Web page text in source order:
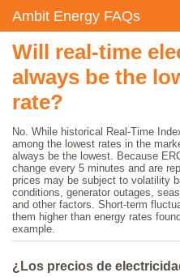
Ambit Energy FAQs
Will real-time
always be the
rate?
No. While historical Real-Time
among the lowest rates in the
always be the lowest. Because
change every 5 minutes and are
prices may be subject to volatility
conditions, generator outages,
and other factors. Short-term
them higher than energy rates
example.
¿Los precios de